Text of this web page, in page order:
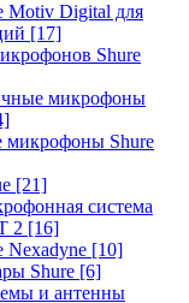
Digital для
[17]
Shure
микрофоны
Shure
[21]
система
2 [16]
[10]
Shure [6]
и антенны